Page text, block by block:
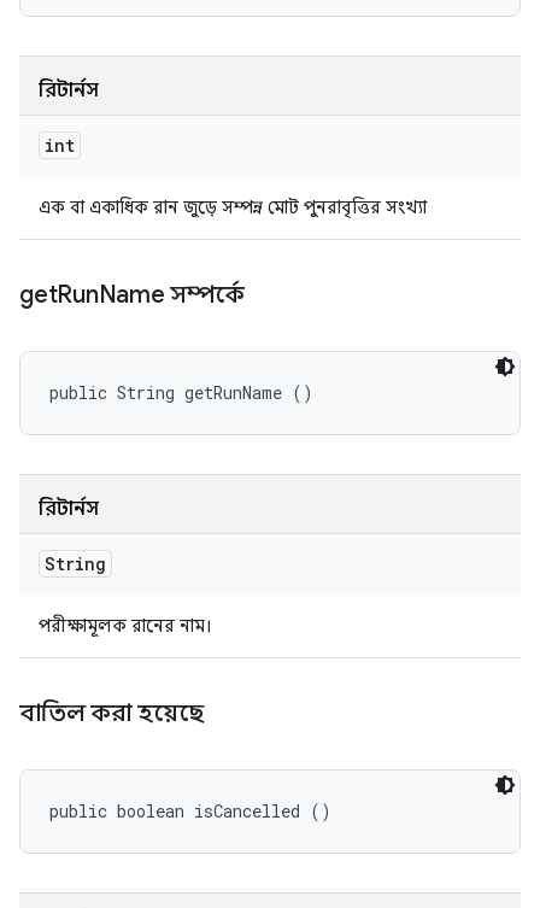
রিটার্নস
int
এক বা একাধিক রান জুড়ে সম্পন্ন মোট পুনরাবৃত্তির সংখ্যা
getRunName সম্পর্কে
public String getRunName ()
রিটার্নস
String
পরীক্ষামূলক রানের নাম।
বাতিল করা হয়েছে
public boolean isCancelled ()